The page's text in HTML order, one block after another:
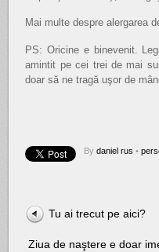
Mai multe despre alergarea
PS: Oricine e binevenit.
amintit pe cei trei de mai
doar să ne tragă uşor de
Bydaniel rus •
Tu ai trecut pe aici?
Ziua de naştere e doar